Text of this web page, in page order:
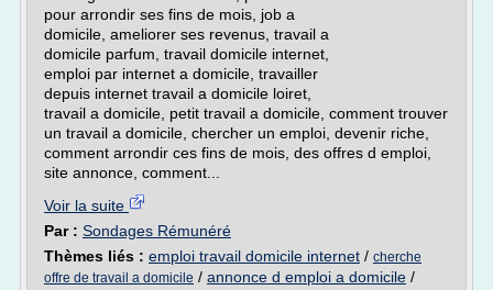
pour arrondir ses fins de mois, job a
domicile, ameliorer ses revenus, travail a
domicile parfum, travail domicile internet,
emploi par internet a domicile, travailler
depuis internet travail a domicile loiret,
travail a domicile, petit travail a domicile, comment trouver
un travail a domicile, chercher un emploi, devenir riche,
comment arrondir ces fins de mois, des offres d emploi,
site annonce, comment...
Voir la suite
Par : Sondages Rémunéré
Thèmes liés : emploi travail domicile internet / cherche
offre de travail a domicile / annonce d emploi a domicile /